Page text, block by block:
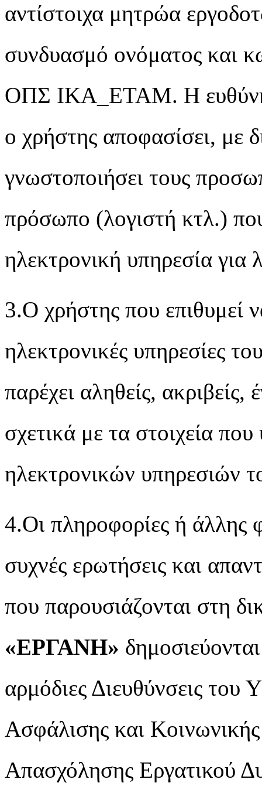
αντίστοιχα μητρώα
συνδυασμό ονόματος και
ΟΠΣ ΙΚΑ_ΕΤΑΜ. Η ευθύνη
ο χρήστης αποφασίσει, με
γνωστοποιήσει τους
πρόσωπο (λογιστή κτλ.)
ηλεκτρονική υπηρεσία για
3.Ο χρήστης που επιθυμεί
ηλεκτρονικές υπηρεσίες
παρέχει αληθείς, ακριβείς,
σχετικά με τα στοιχεία
ηλεκτρονικών υπηρεσιών
4.Οι πληροφορίες ή άλλης
συχνές ερωτήσεις και
που παρουσιάζονται στη
«ΕΡΓΑΝΗ»
αρμόδιες Διευθύνσεις του
Ασφάλισης και
Απασχόλησης Εργατικού